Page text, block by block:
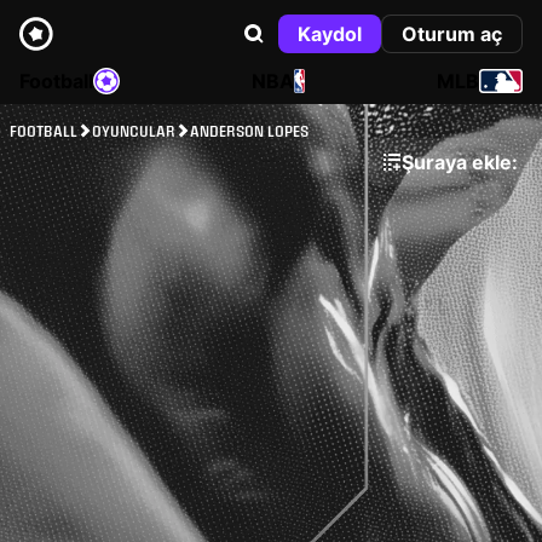
Kaydol
Oturum aç
NBA
FOOTBALL OYUNCULAR ANDERSON LOPES
Şuraya ekle: